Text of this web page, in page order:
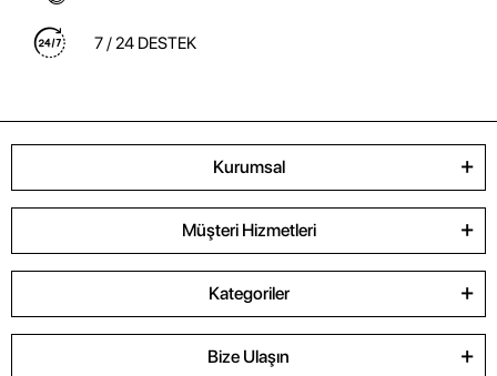
7 / 24 DESTEK
Kurumsal
Müşteri Hizmetleri
Kategoriler
Bize Ulaşın